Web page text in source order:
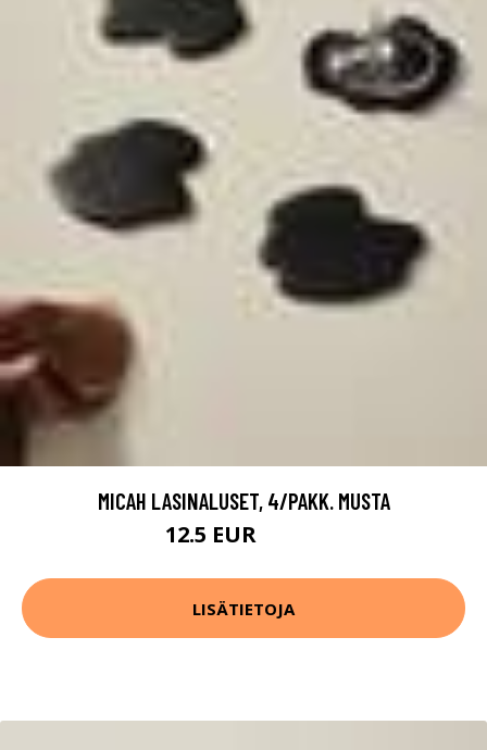
MICAH LASINALUSET, 4/PAKK. MUSTA
12.5 EUR
LISÄTIETOJA